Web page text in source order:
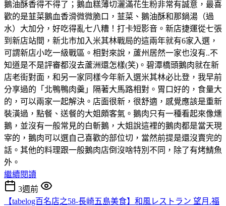
鵝油酥香得不得了；鵝血糕薄切灑滿花生粉非常有誠意，最喜
歡的是韮菜鵝血香滑微微脆口，韮菜、鵝油酥和那鍋湯（過
水）大加分，好吃得亂七八糟！打卡短影音。新店捷運從七張
到新店站間，新北市加入米其林戰局的這兩年就有6家入選，
可謂新店小吃一級戰區。相對來說，蘆州居然一家也沒有..不
知道是不是評審都沒去蘆洲還怎樣(笑)。碧潭橋頭鵝肉就在新
店老街對面，和另一家同樣今年新入選米其林必比登，我早前
分享過的「北鴨鴨肉羹」隔著大馬路相對。胃口好的，食量大
的，可以兩家一起解決。店面很新，很舒適，感覺應該是重新
裝潢過，點餐、送餐的大姐頗客氣。鵝肉只有一種看起來像燻
鵝，並沒有一般常見的白斬鵝，大姐說這裡的鵝肉都是當天現
宰的，鵝肉可以選自己喜歡的部位切，當然前提是還沒賣完的
話。其他的料理跟一般鵝肉店倒沒啥特別不同，除了有烤鯖魚
外。
繼續閱讀
3週前
【tabelog百名店之58-長崎五島美食】和風レストラン 望月.福